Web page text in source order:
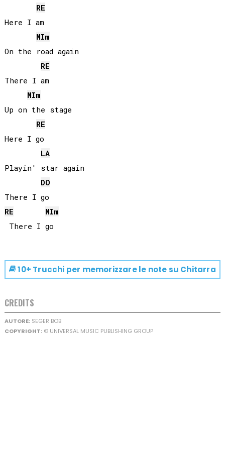
RE
Here I am
MIm
On the road again
RE
There I am
MIm
Up on the stage
RE
Here I go
LA
Playin' star again
DO
RE
MIm
10+ Trucchi per memorizzare le note su Chitarra
CREDITS
AUTORE:SEGER BOB
COPYRIGHT:© UNIVERSAL MUSIC PUBLISHING GROUP